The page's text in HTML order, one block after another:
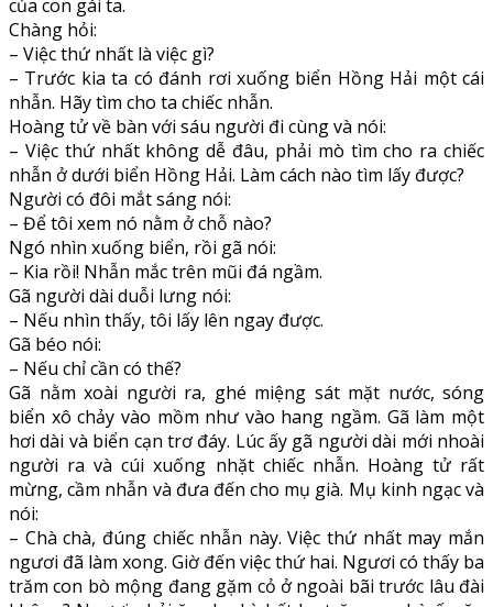
của con gái ta.
Chàng hỏi:
– Việc thứ nhất là việc gì?
– Trước kia ta có đánh rơi xuống biển Hồng Hải một cái
nhẫn. Hãy tìm cho ta chiếc nhẫn.
Hoàng tử về bàn với sáu người đi cùng và nói:
– Việc thứ nhất không dễ đâu, phải mò tìm cho ra chiếc
nhẫn ở dưới biển Hồng Hải. Làm cách nào tìm lấy được?
Người có đôi mắt sáng nói:
– Để tôi xem nó nằm ở chỗ nào?
Ngó nhìn xuống biển, rồi gã nói:
– Kia rồi! Nhẫn mắc trên mũi đá ngầm.
Gã người dài duỗi lưng nói:
– Nếu nhìn thấy, tôi lấy lên ngay được.
Gã béo nói:
– Nếu chỉ cần có thế?
Gã nằm xoài người ra, ghé miệng sát mặt nước, sóng
biển xô chảy vào mồm như vào hang ngầm. Gã làm một
hơi dài và biển cạn trơ đáy. Lúc ấy gã người dài mới nhoài
người ra và cúi xuống nhặt chiếc nhẫn. Hoàng tử rất
mừng, cầm nhẫn và đưa đến cho mụ già. Mụ kinh ngạc và
nói:
– Chà chà, đúng chiếc nhẫn này. Việc thứ nhất may mắn
ngươi đã làm xong. Giờ đến việc thứ hai. Ngươi có thấy ba
trăm con bò mộng đang gặm cỏ ở ngoài bãi trước lâu đài